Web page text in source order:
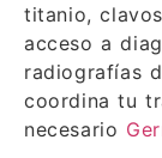
titanio,
acceso a
radiografías
coordina tu
necesario